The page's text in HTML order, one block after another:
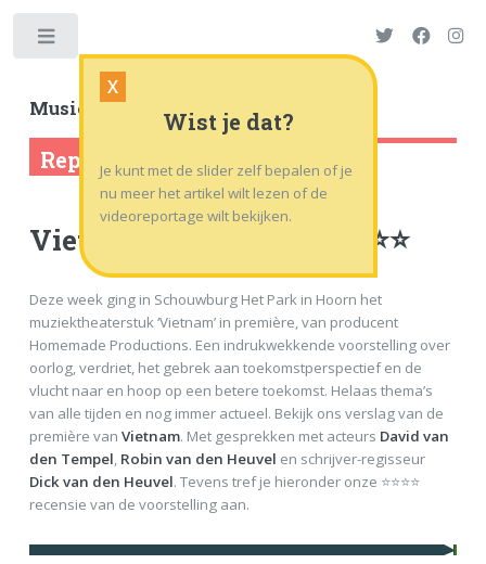
Musicalworld .nl | .tv
X
Wist je dat?
Je kunt met de slider zelf bepalen of je
nu meer het artikel wilt lezen of de
videoreportage wilt bekijken.
Reportage
Vietnam in première ⭐⭐⭐⭐
Deze week ging in Schouwburg Het Park in Hoorn het
muziektheaterstuk ‘Vietnam’ in première, van producent
Homemade Productions. Een indrukwekkende voorstelling over
oorlog, verdriet, het gebrek aan toekomstperspectief en de
vlucht naar en hoop op een betere toekomst. Helaas thema’s
van alle tijden en nog immer actueel. Bekijk ons verslag van de
première van Vietnam. Met gesprekken met acteurs David van
den Tempel, Robin van den Heuvel en schrijver-regisseur
Dick van den Heuvel. Tevens tref je hieronder onze ⭐⭐⭐⭐
recensie van de voorstelling aan.